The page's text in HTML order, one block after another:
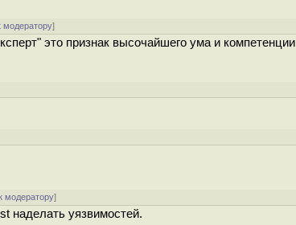
модератору]
это признак высочайшего ума и компетенции
модератору]
наделать уязвимостей.